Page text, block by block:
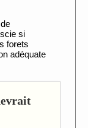
si
forets
adéquate